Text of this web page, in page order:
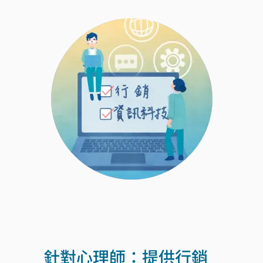
針對心理師：提供行銷